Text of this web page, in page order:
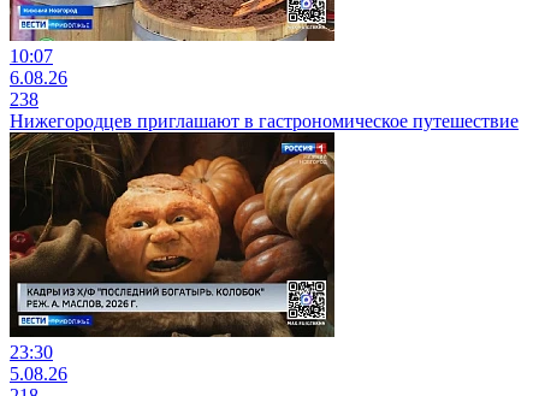
10:07
6.08.26
238
Нижегородцев приглашают в гастрономическое путешествие
23:30
5.08.26